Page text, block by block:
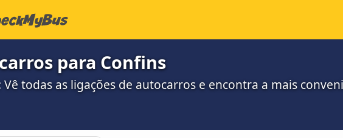
para Confins
Vê todas as ligações de autocarros e encontra a mais